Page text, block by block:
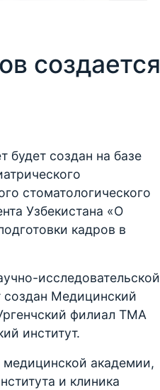
создается
будет создан на базе
стоматологического
Узбекистана «О
кадров в
исследовательской
создан Медицинский
филиал ТМА
институт.
академии,
и клиника